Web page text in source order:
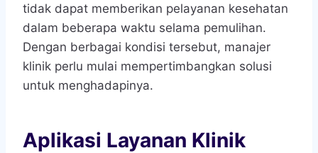
tidak dapat memberikan pelayanan kesehatan
dalam beberapa waktu selama pemulihan.
Dengan berbagai kondisi tersebut, manajer
klinik perlu mulai mempertimbangkan solusi
untuk menghadapinya.
Aplikasi Layanan Klinik